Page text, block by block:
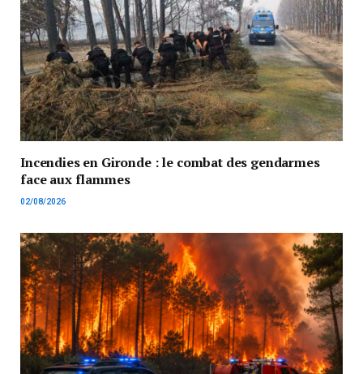
Incendies en Gironde : le combat des gendarmes
face aux flammes
02/08/2026